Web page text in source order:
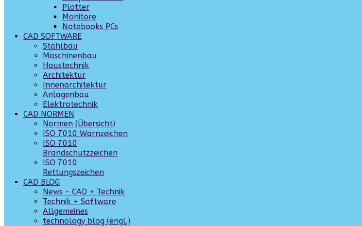
Plotter
Monitore
Notebooks PCs
CAD SOFTWARE
Stahlbau
Maschinenbau
Haustechnik
Architektur
Innenarchitektur
Anlagenbau
Elektrotechnik
CAD NORMEN
Normen (Übersicht)
ISO 7010 Warnzeichen
ISO 7010
Brandschutzzeichen
ISO 7010
Rettungszeichen
CAD BLOG
News - CAD + Technik
Technik + Software
Allgemeines
technology blog (engl.)